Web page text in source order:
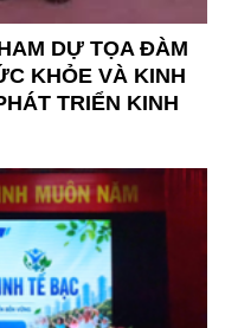
DỰ TỌA ĐÀM
KHỎE VÀ KINH
TRIỂN KINH